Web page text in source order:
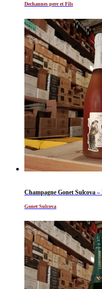
Dechannes pere et Fils
Champagne Gonet Sulcova
Gonet Sulcova